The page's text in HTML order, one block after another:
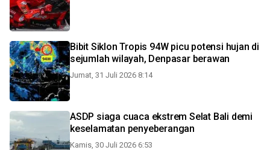
Bibit Siklon Tropis 94W picu potensi hujan di
sejumlah wilayah, Denpasar berawan
Jumat, 31 Juli 2026 8:14
ASDP siaga cuaca ekstrem Selat Bali demi
keselamatan penyeberangan
Kamis, 30 Juli 2026 6:53